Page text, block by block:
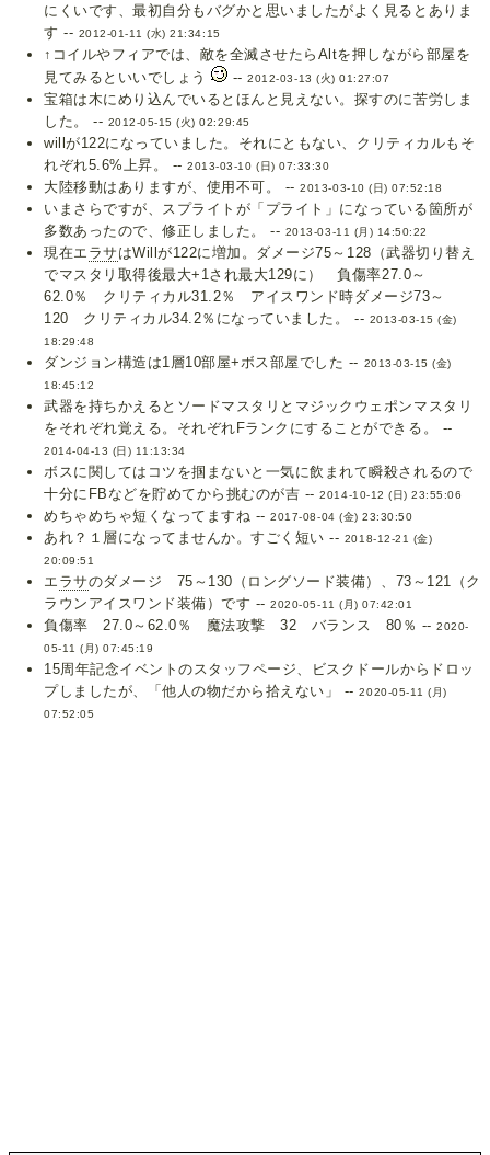
にくいです、最初自分もバグかと思いましたがよく見るとありま
す -- 2012-01-11 (水) 21:34:15
↑コイルやフィアでは、敵を全滅させたらAltを押しながら部屋を
見てみるといいでしょう
--2012-03-13 (火) 01:27:07
宝箱は木にめり込んでいるとほんと見えない。探すのに苦労しま
した。 -- 2012-05-15 (火) 02:29:45
willが122になっていました。それにともない、クリティカルもそ
れぞれ5.6%上昇。 --2013-03-10 (日) 07:33:30
大陸移動はありますが、使用不可。 --2013-03-10 (日) 07:52:18
いまさらですが、スプライトが「プライト」になっている箇所が
多数あったので、修正しました。 -- 2013-03-11 (月) 14:50:22
現在エ ラサはWillが122に増加。ダメージ75～128（武器切り替え
でマスタリ取得後最大+1され最大129に） 負傷率27.0～
62.0％ クリティカル31.2％ アイスワンド時ダメージ73～
120 クリティカル34.2％になっていました。 -- 2013-03-15 (金)
18:29:48
ダンジョン構造は1層10部屋+ボス部屋でした -- 2013-03-15 (金)
18:45:12
武器を持ちかえるとソードマスタリとマジックウェポンマスタリ
をそれぞれ覚える。それぞれFランクにすることができる。 --
2014-04-13 (日) 11:13:34
ボスに関してはコツを掴まないと一気に飲まれて瞬殺されるので
十分にFBなどを貯めてから挑むのが吉 --2014-10-12 (日) 23:55:06
めちゃめちゃ短くなってますね --2017-08-04 (金) 23:30:50
あれ？１層になってませんか。すごく短い -- 2018-12-21 (金)
20:09:51
エ ラサのダメージ 75～130（ロングソード装備）、73～121（ク
ラウンアイスワンド装備）です --2020-05-11 (月) 07:42:01
負傷率 27.0～62.0％ 魔法攻撃 32 バランス 80％ --2020-
05-11 (月) 07:45:19
15周年記念イベントのスタッフページ、ビスクドールからドロッ
プしましたが、「他人の物だから拾えない」 --2020-05-11 (月)
07:52:05